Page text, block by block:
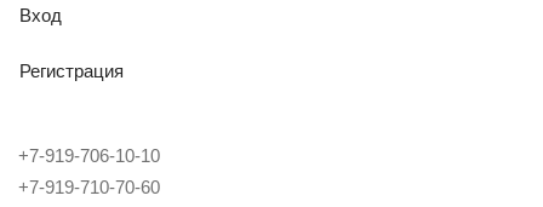
Вход
Регистрация
+7-919-706-10-10
+7-919-710-70-60